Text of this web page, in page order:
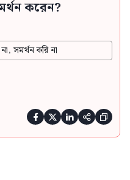
করেন?
না, সমর্থন করি না
    